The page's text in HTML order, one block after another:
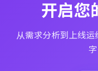
开启您
从需求分析到上线